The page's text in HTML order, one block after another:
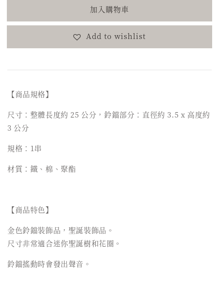
加入購物車
Add to wishlist
【商品規格】
尺寸：整體長度約 25 公分，鈴鐺部分：直徑約 3.5 x 高度約
3 公分
規格：1串
材質：鐵、棉、聚酯
【商品特色】
金色鈴鐺裝飾品，聖誕裝飾品。
尺寸非常適合迷你聖誕樹和花圈。
鈴鐺搖動時會發出聲音。